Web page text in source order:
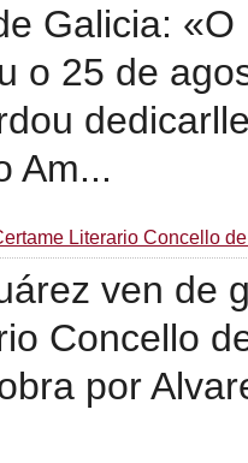
Galicia:
o 25 de
Am...
Literario Concello
ven de
Concello
por